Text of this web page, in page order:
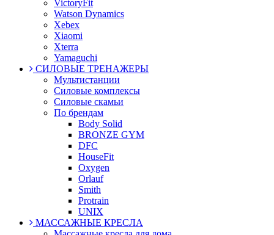
VictoryFit
Watson Dynamics
Xebex
Xiaomi
Xterra
Yamaguchi
СИЛОВЫЕ ТРЕНАЖЕРЫ
Мультистанции
Силовые комплексы
Силовые скамьи
По брендам
Body Solid
BRONZE GYM
DFC
HouseFit
Oxygen
Orlauf
Smith
Protrain
UNIX
МАССАЖНЫЕ КРЕСЛА